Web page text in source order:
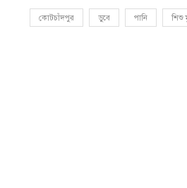
কোটচাঁদপুর ডুবে পানি শিশু